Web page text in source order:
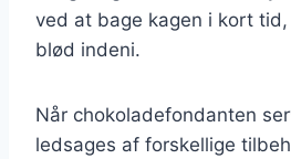
ved at bage kagen i kort
blød indeni.
Når chokoladefondanten
ledsages af forskellige